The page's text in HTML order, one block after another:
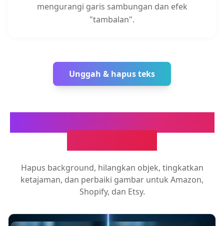
mengurangi garis sambungan dan efek
"tambalan".
Unggah & hapus teks
Hapus background, hilangkan objek, tingkatkan
ketajaman, dan perbaiki gambar untuk Amazon,
Shopify, dan Etsy.